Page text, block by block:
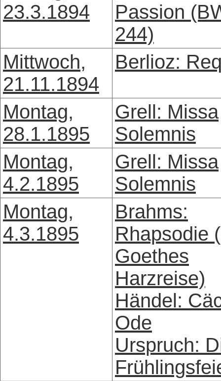
23.3.1894
Passion
244)
Mittwoch,
21.11.1894
Berlioz:
Montag,
28.1.1895
Grell: Missa
Solemnis
Montag,
4.2.1895
Grell: Missa
Solemnis
Montag,
4.3.1895
Brahms:
Rhapsodie
Goethes
Harzreise)
Händel:
Ode
Urspruch: